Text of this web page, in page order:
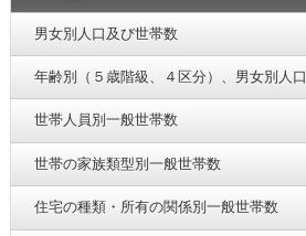
男女別人口及び世帯数
年齢別（５歳階級、４区分）、男女別人口
世帯人員別一般世帯数
世帯の家族類型別一般世帯数
住宅の種類・所有の関係別一般世帯数